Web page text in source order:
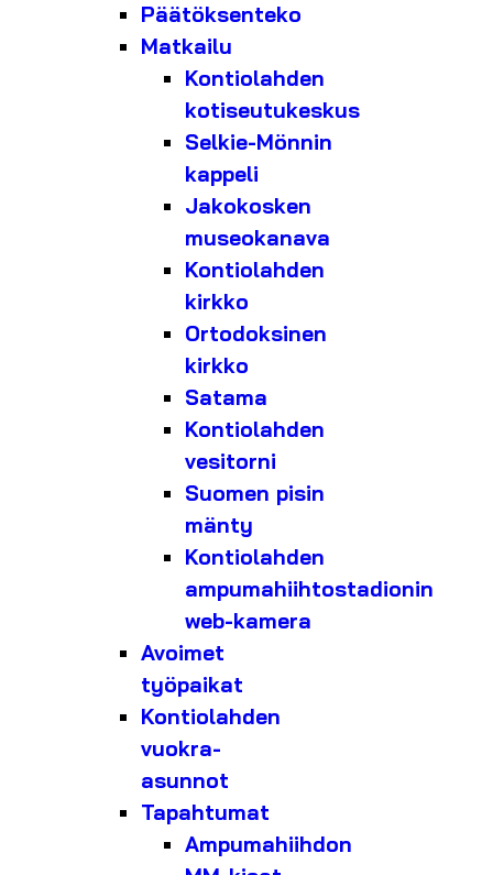
Päätöksenteko
Matkailu
Kontiolahden
kotiseutukeskus
Selkie-Mönnin
kappeli
Jakokosken
museokanava
Kontiolahden
kirkko
Ortodoksinen
kirkko
Satama
Kontiolahden
vesitorni
Suomen pisin
mänty
Kontiolahden
ampumahiihtostadionin
web-kamera
Avoimet
työpaikat
Kontiolahden
vuokra-
asunnot
Tapahtumat
Ampumahiihdon